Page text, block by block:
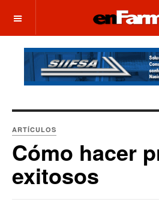
OFF CANVAS
ARTÍCULOS
Cómo hacer
exitosos